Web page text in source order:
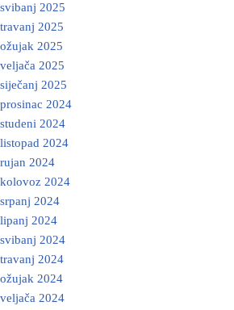
svibanj 2025
travanj 2025
ožujak 2025
veljača 2025
siječanj 2025
prosinac 2024
studeni 2024
listopad 2024
rujan 2024
kolovoz 2024
srpanj 2024
lipanj 2024
svibanj 2024
travanj 2024
ožujak 2024
veljača 2024